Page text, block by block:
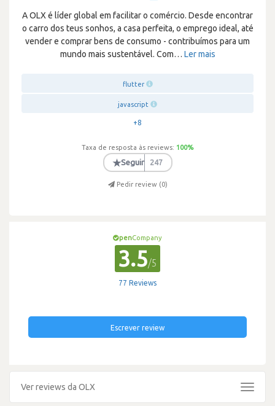
A OLX é líder global em facilitar o comércio. Desde encontrar
o carro dos teus sonhos, a casa perfeita, o emprego ideal, até
vender e comprar bens de consumo - contribuímos para um
mundo mais sustentável. Com… Ler mais
flutter
javascript
+8
Taxa de resposta às reviews: 100%
★Seguir 247
Pedir review (0)
penCompany
3.5/5
77 Reviews
Escrever review
Ver reviews da OLX
Toggle